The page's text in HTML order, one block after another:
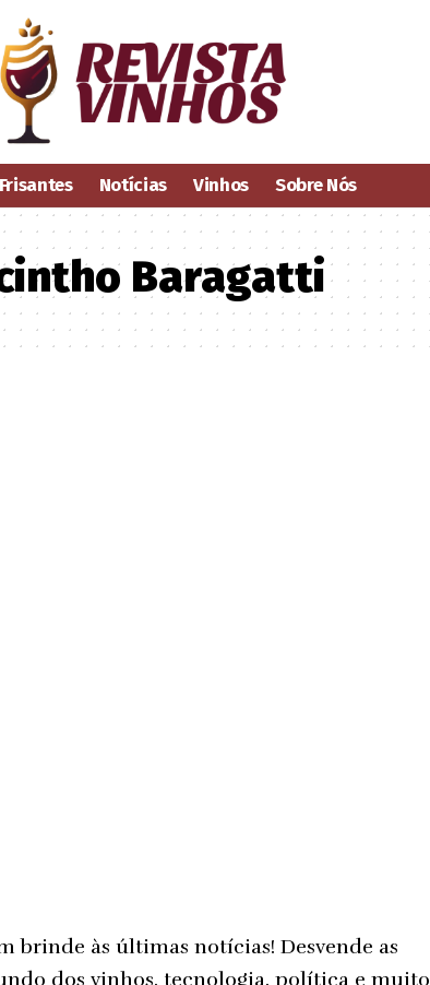
Frisantes Notícias Vinhos Sobre Nós
Baragatti
brinde às últimas notícias! Desvende as
dos vinhos, tecnologia, política e muito